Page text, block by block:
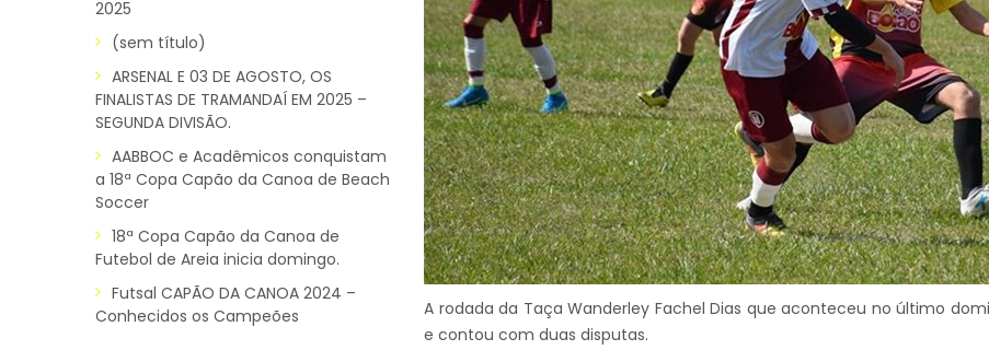
2025
(sem título)
ARSENAL E 03 DE AGOSTO, OS
FINALISTAS DE TRAMANDAÍ EM 2025 –
SEGUNDA DIVISÃO.
AABBOC e Acadêmicos conquistam
a 18ª Copa Capão da Canoa de Beach
Soccer
18ª Copa Capão da Canoa de
Futebol de Areia inicia domingo.
Futsal CAPÃO DA CANOA 2024 –
Conhecidos os Campeões
A rodada da Taça Wanderley Fachel Dias que aconteceu no último
e contou com duas disputas.